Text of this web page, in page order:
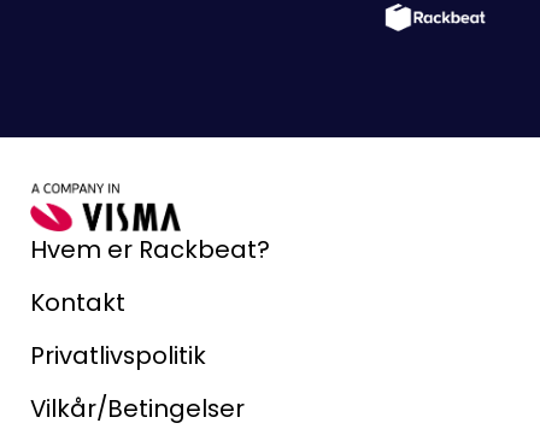
Hvem er Rackbeat?
Kontakt
Privatlivspolitik
Vilkår/Betingelser